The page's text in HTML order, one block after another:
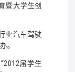
暨大学生创
业汽车驾驶
。
届学生